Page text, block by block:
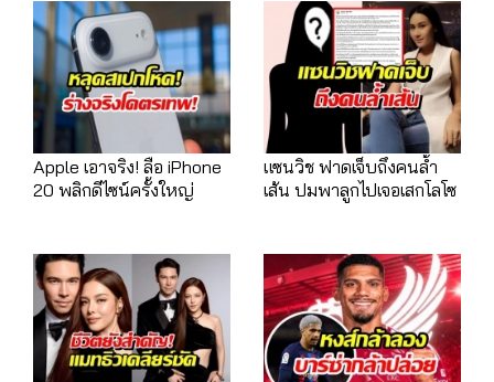
Apple เอาจริง! ลือ iPhone
20 พลิกดีไซน์ครั้งใหญ่
แซนวิช ฟาดเจ็บถึงคนล้ำ
เส้น ปมพาลูกไปเจอเสกโลโซ